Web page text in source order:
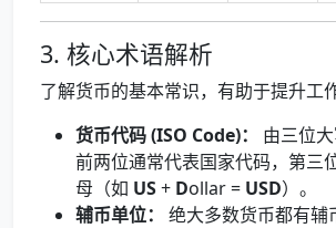
3. 核心术语解析
了解货币的基本常识，有助于提升工
货币代码 (ISO Code)：
由三位大
前两位通常代表国家代码，第三
母（如 US+ Dollar = USD）。
辅币单位：
绝大多数货币都有辅